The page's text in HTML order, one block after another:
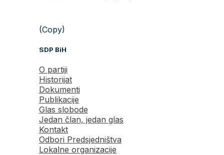
(Copy)
SDP BiH
O partiji
Historijat
Dokumenti
Publikacije
Glas slobode
Jedan član, jedan glas
Kontakt
Odbori Predsjedništva
Lokalne organizacije